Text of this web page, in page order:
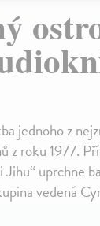
jednoho z
z roku 1977.
uprchne
vedená